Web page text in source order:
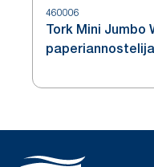
460006
Tork Mini Jumbo